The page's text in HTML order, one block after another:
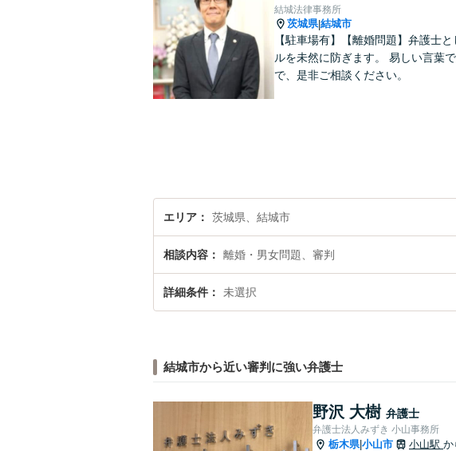
結城法律事務所
茨城県|結城市
【駐車場有】【離婚問題】弁護士
ルを未然に防ぎます。 易しい言葉
で、是非ご相談ください。
エリア 茨城県、結城市
相談内容 離婚・男女問題、審判
詳細条件 未選択
結城市から近い審判に強い弁護士
野沢 大樹 弁護士
弁護士法人みずき 小山事務所
栃木県|小山市 小山駅 か